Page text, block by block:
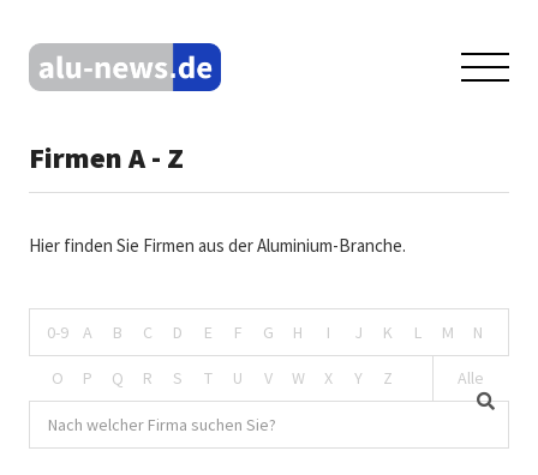
Firmen A - Z
Hier finden Sie Firmen aus der Aluminium-Branche.
0-9 A B C D E F G H I J K L M N
O P Q R S T U V W X Y Z Alle